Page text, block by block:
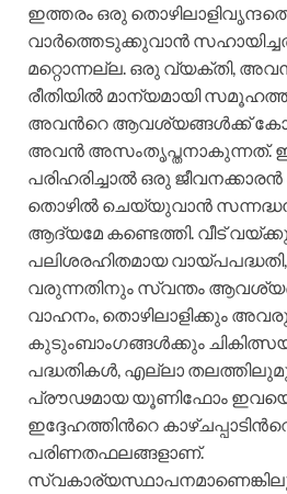
ഇത്തരം ഒരു
വാര്‍ത്തെടുക്കുവാന്‍
മറ്റൊന്നല്ല. ഒരു വ്യക്തി,
രീതിയില്‍ മാന്യമായി
അവന്‍റെ ആവശ്യങ്ങള്‍ക്ക്
അവന്‍ അസംതൃപ്തനാകുന്നത്.
പരിഹരിച്ചാല്‍ ഒരു
തൊഴില്‍ ചെയ്യുവാന്‍
ആദ്യമേ കണ്ടെത്തി. വീട്
പലിശരഹിതമായ
വരുന്നതിനും സ്വന്തം
വാഹനം, തൊഴിലാളിക്കും
കുടുംബാംഗങ്ങള്‍ക്കും
പദ്ധതികള്‍, എല്ലാ
പ്രൗഢമായ യൂണിഫോം
ഇദ്ദേഹത്തിന്‍റെ
പരിണതഫലങ്ങളാണ്.